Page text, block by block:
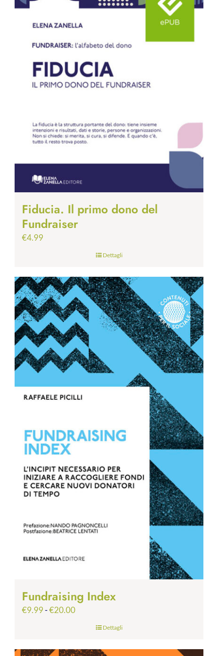
Fiducia. Il primo dono del
Fundraiser
€4.99
Dettagli
Fundraising Index
€9.99-€20.00Fascia
Dettagli